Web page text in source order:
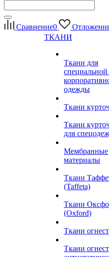
Сравнение0
ТКАНИ
Ткани для
специальной
одежды
Ткани
Ткани
для
Мембранные
материалы
Ткани
(Taffeta)
Ткани
(Oxford)
Ткани
Ткани